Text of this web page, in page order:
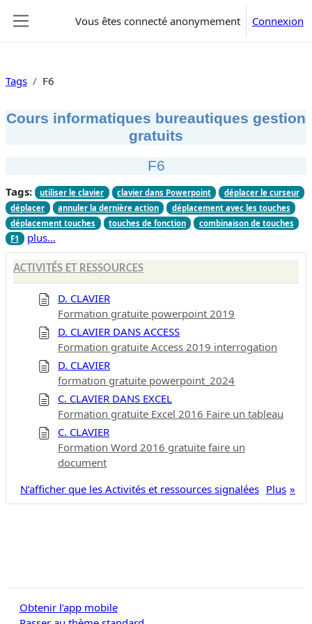
Vous êtes connecté anonymement Connexion
Tags F6
Cours informatiques bureautiques gestion
gratuits
F6
Tags: utiliser le clavier clavier dans Powerpoint
déplacer le curseur
déplacer
annuler la dernière action
déplacement avec les touches
déplacement touches
touches de fonction
combinaison de touches
F1
plus…
ACTIVITÉS ET RESSOURCES
D. CLAVIER
Formation gratuite powerpoint 2019
D. CLAVIER DANS ACCESS
Formation gratuite Access 2019 interrogation
D. CLAVIER
formation gratuite powerpoint_2024
C. CLAVIER DANS EXCEL
Formation gratuite Excel 2016 Faire un tableau
C. CLAVIER
Formation Word 2016 gratuite faire un
document
Plus
N’afficher que les Activités et ressources signalées
Obtenir l’app mobile